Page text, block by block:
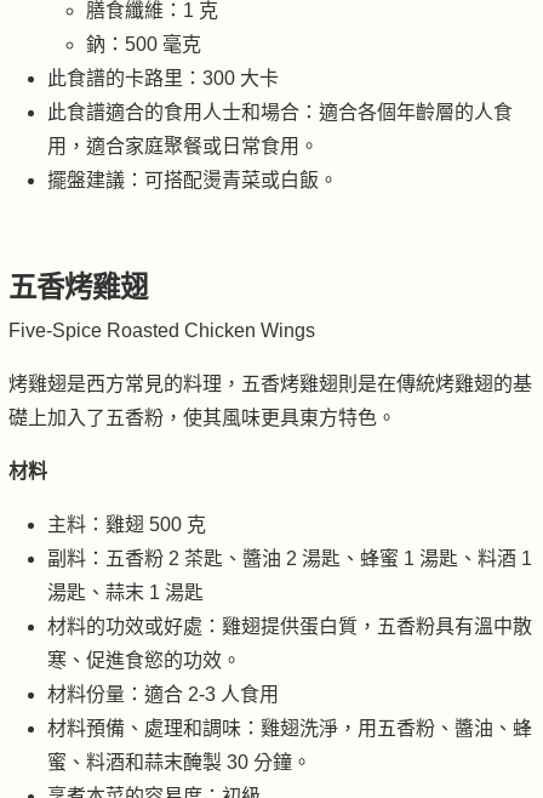
膳食纖維：1 克
鈉：500 毫克
此食譜的卡路里：300 大卡
此食譜適合的食用人士和場合：適合各個年齡層的人食
用，適合家庭聚餐或日常食用。
擺盤建議：可搭配燙青菜或白飯。
五香烤雞翅
Five-Spice Roasted Chicken Wings
烤雞翅是西方常見的料理，五香烤雞翅則是在傳統烤雞翅的基
礎上加入了五香粉，使其風味更具東方特色。
材料
主料：雞翅 500 克
副料：五香粉 2 茶匙、醬油 2 湯匙、蜂蜜 1 湯匙、料酒 1
湯匙、蒜末 1 湯匙
材料的功效或好處：雞翅提供蛋白質，五香粉具有溫中散
寒、促進食慾的功效。
材料份量：適合 2-3 人食用
材料預備、處理和調味：雞翅洗淨，用五香粉、醬油、蜂
蜜、料酒和蒜末醃製 30 分鐘。